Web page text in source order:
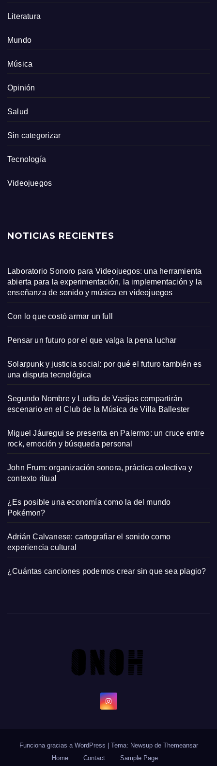
Literatura
Mundo
Música
Opinión
Salud
Sin categorizar
Tecnología
Videojuegos
NOTICIAS RECIENTES
Laboratorio Sonoro para Videojuegos: una herramienta
abierta para la experimentación, la implementación y la
enseñanza de sonido y música en videojuegos
Con lo que costó armar un full
Pensar un futuro por el que valga la pena luchar
Solarpunk y justicia social: por qué el futuro también es
una disputa tecnológica
Segundo Nombre y Ludita de Vasijas compartirán
escenario en el Club de la Música de Villa Ballester
Miguel Jáuregui se presenta en Palermo: un cruce entre
rock, emoción y búsqueda personal
John Frum: organización sonora, práctica colectiva y
contexto ritual
¿Es posible una economía como la del mundo
Pokémon?
Adrián Calvanese: cartografiar el sonido como
experiencia cultural
¿Cuántas canciones podemos crear sin que sea plagio?
Funciona gracias a WordPress | Tema: Newsup de Themeansar
Home
Contact Sample Page